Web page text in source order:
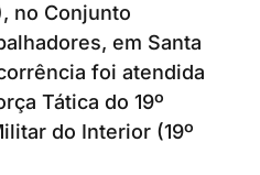
no Conjunto
em Santa
foi atendida
Tática do 19º
do Interior (19º